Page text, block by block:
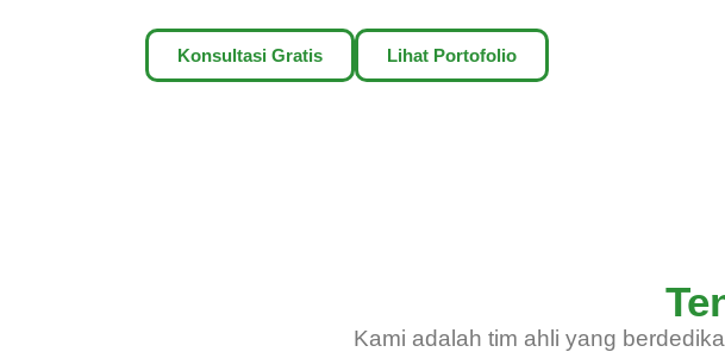
Konsultasi Gratis Lihat Portofolio
Kami adalah tim ahli yang